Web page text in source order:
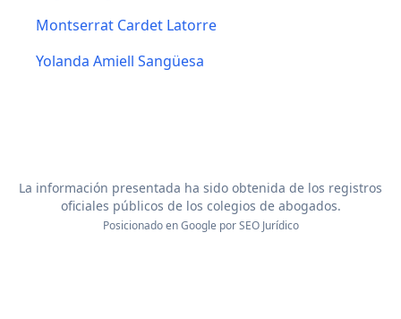
Montserrat Cardet Latorre
Yolanda Amiell Sangüesa
La información presentada ha sido obtenida de los registros
oficiales públicos de los colegios de abogados.
Posicionado en Google porSEO Jurídico